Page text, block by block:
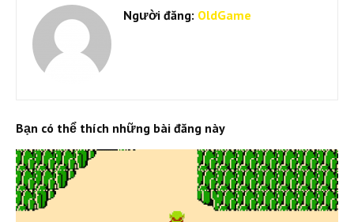
Người đăng: OldGame
Bạn có thể thích những bài đăng này